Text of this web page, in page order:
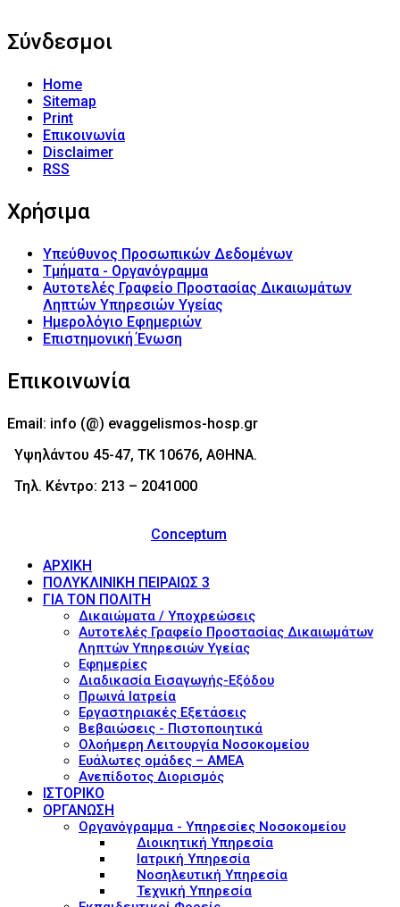
Σύνδεσμοι
Home
Sitemap
Print
Επικοινωνία
Disclaimer
RSS
Χρήσιμα
Υπεύθυνος Προσωπικών Δεδομένων
Τμήματα - Οργανόγραμμα
Αυτοτελές Γραφείο Προστασίας Δικαιωμάτων
Ληπτών Υπηρεσιών Υγείας
Ημερολόγιο Εφημεριών
Επιστημονική Ένωση
Επικοινωνία
Email: info (@) evaggelismos-hosp.gr
Υψηλάντου 45-47, ΤΚ 10676, ΑΘΗΝΑ.
Τηλ. Κέντρο: 213 – 2041000
Conceptum
ΑΡΧΙΚΗ
ΠΟΛΥΚΛΙΝΙΚΗ ΠΕΙΡΑΙΩΣ 3
ΓΙΑ ΤΟΝ ΠΟΛΙΤΗ
Δικαιώματα / Υποχρεώσεις
Αυτοτελές Γραφείο Προστασίας Δικαιωμάτων
Ληπτών Υπηρεσιών Υγείας
Εφημερίες
Διαδικασία Εισαγωγής-Εξόδου
Πρωινά Ιατρεία
Εργαστηριακές Εξετάσεις
Βεβαιώσεις - Πιστοποιητικά
Ολοήμερη Λειτουργία Νοσοκομείου
Ευάλωτες ομάδες – ΑΜΕΑ
Ανεπίδοτος Διορισμός
ΙΣΤΟΡΙΚΟ
ΟΡΓΑΝΩΣΗ
Οργανόγραμμα - Υπηρεσίες Νοσοκομείου
Διοικητική Υπηρεσία
Ιατρική Υπηρεσία
Νοσηλευτική Υπηρεσία
Τεχνική Υπηρεσία